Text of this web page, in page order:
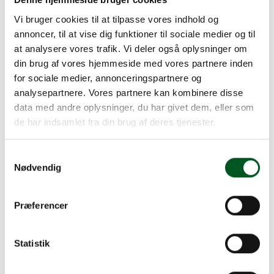
Vi bruger cookies til at tilpasse vores indhold og
annoncer, til at vise dig funktioner til sociale medier og til
at analysere vores trafik. Vi deler også oplysninger om
din brug af vores hjemmeside med vores partnere inden
for sociale medier, annonceringspartnere og
analysepartnere. Vores partnere kan kombinere disse
data med andre oplysninger, du har givet dem, eller som
de har indsamlet fra din brug af deres tjenester.
Nødvendig
Præferencer
Statistik
konsekvenser
Søren Søndergaard havde inviteret
undertegnede og de øvrige sektor- og
sektionsformænd til møde med
ministeren.
Søren Søndergaard havde inviteret
undertegnede og de øvrige sektor- og
Read more about Møde med fødevareminister Rasmus Prehn
Read more about Vi støtter et lavere forbrug af glyphosat